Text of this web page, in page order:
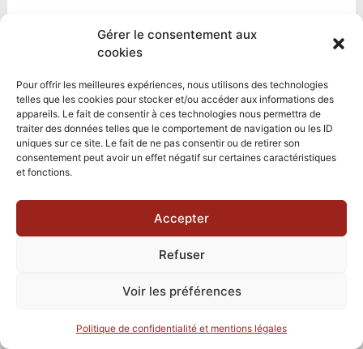
Gérer le consentement aux
cookies
Pour offrir les meilleures expériences, nous utilisons des technologies
telles que les cookies pour stocker et/ou accéder aux informations des
appareils. Le fait de consentir à ces technologies nous permettra de
traiter des données telles que le comportement de navigation ou les ID
uniques sur ce site. Le fait de ne pas consentir ou de retirer son
consentement peut avoir un effet négatif sur certaines caractéristiques
et fonctions.
Accepter
Refuser
Voir les préférences
Politique de confidentialité et mentions légales